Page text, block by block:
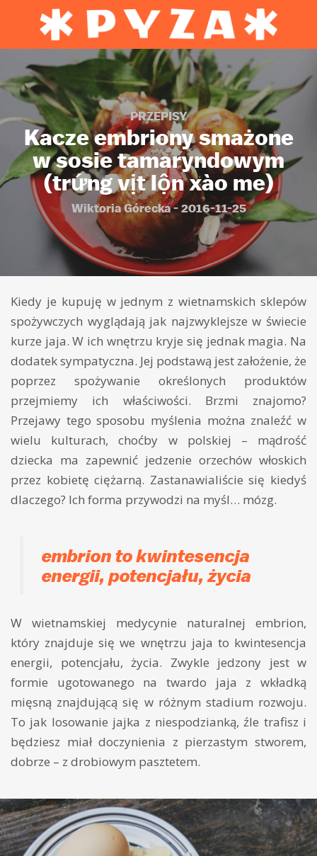
PRZEPISY
Kacze embriony smażone
w sosie tamaryndowym
(trứng vịt lộn xào me)
Wiktoria Górecka - 2016-11-25
Kiedy je kupuję w jednym z wietnamskich sklepów
spożywczych wyglądają jak najzwyklejsze w świecie
kurze jaja. W ich wnętrzu kryje się jednak magia. Na
dodatek sympatyczna. Jej podstawą jest założenie, że
poprzez spożywanie określonych produktów
przejmiemy ich właściwości. Brzmi znajomo?
Przejawy tego sposobu myślenia można znaleźć w
wielu kulturach, choćby w polskiej – mądrość
dziecka ma zapewnić jedzenie orzechów włoskich
przez kobietę ciężarną. Zastanawialiście się kiedyś
dlaczego? Ich forma przywodzi na myśl… mózg.
embrion to kwintesencja
energii, potencjału, życia
W wietnamskiej medycynie naturalnej embrion,
który znajduje się we wnętrzu jaja to kwintesencja
energii, potencjału, życia. Zwykle jedzony jest w
formie ugotowanego na twardo jaja z wkładką
mięsną znajdującą się w różnym stadium rozwoju.
To jak losowanie jajka z niespodzianką, źle trafisz i
będziesz miał doczynienia z pierzastym stworem,
dobrze – z drobiowym pasztetem.